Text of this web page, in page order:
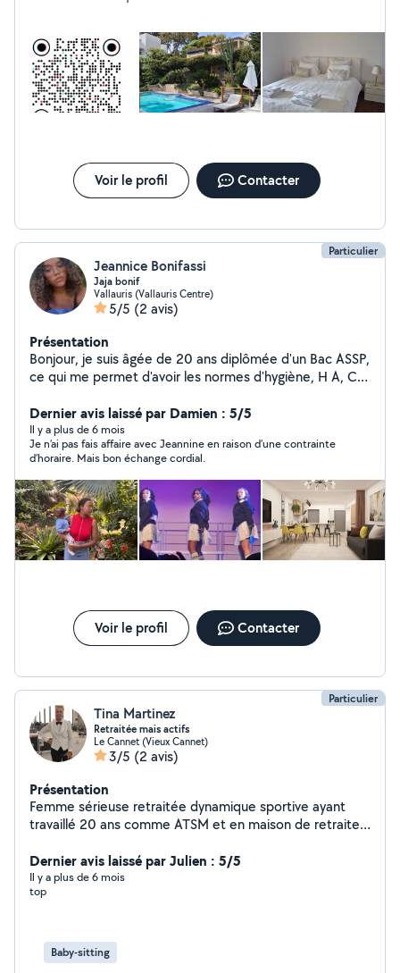
Voir le profil Contacter
Particulier
Jeannice Bonifassi
Jaja bonif
Vallauris (Vallauris Centre)
5/5 (2 avis)
Présentation
Bonjour, je suis âgée de 20 ans diplômée d'un Bac ASSP,
ce qui me permet d'avoir les normes d'hygiène, H A, C,
et la garde d'enfants. Je suis Maman d'un enfant de un
an, ce qui me permet de connaître tout ce qui concerne
le développement de l'enfant et de l'adolescent. J'ai de
l'expérience dans le repassage et l'entretien du domicile
Je peux me déplacer aux alentours de 10 à 15 km autour
de Vallauris pour toute prestation demandées. je suis
disponible, organisée et ponctuelle.
Dernier avis laissé par Damien : 5/5
Il y a plus de 6 mois
Je n’ai pas fais affaire avec Jeannine en raison d’une contrainte
d’horaire. Mais bon échange cordial.
Voir le profil Contacter
Particulier
Tina Martinez
Retraitée mais actifs
Le Cannet (Vieux Cannet)
3/5 (2 avis)
Présentation
Femme sérieuse retraitée dynamique sportive ayant
travaillé 20 ans comme ATSM et en maison de retraite
d'enfants,ménage, et m'occuper de personnes âgées
les promener, les accompagnés faire leurs courses je
suis véhiculé. Recherche sur le Cannet, Cannes merci.
Dernier avis laissé par Julien : 5/5
Il y a plus de 6 mois
top
Baby-sitting